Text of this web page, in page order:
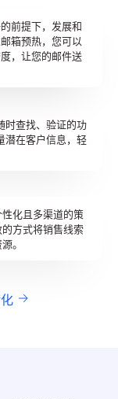
前提下，发展和
箱预热，您可以
，让您的邮件送
时查找、验证的功
潜在客户信息，轻
化且多渠道的策
方式将销售线索
。